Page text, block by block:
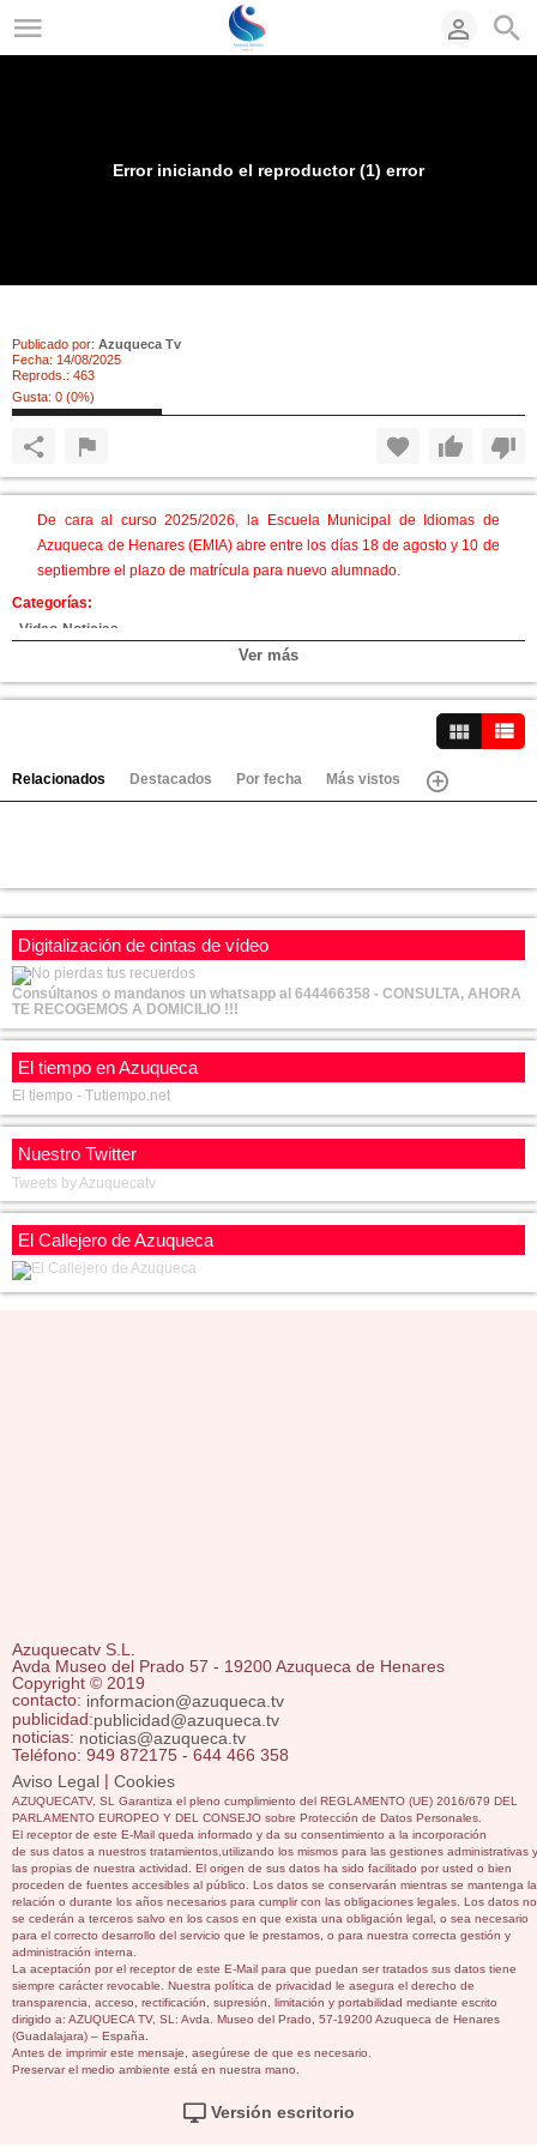
Error iniciando el reproductor (1) error
Publicado por: Azuqueca Tv
Fecha: 14/08/2025
Reprods.: 463
Gusta: 0 (0%)
De cara al curso 2025/2026, la Escuela Municipal de Idiomas de
Azuqueca de Henares (EMIA) abre entre los días 18 de agosto y 10 de
septiembre el plazo de matrícula para nuevo alumnado.
Categorías:
Video-Noticias
Azuqueca
Ver más
Relacionados Destacados Por fecha Más vistos
Digitalización de cintas de vídeo
Consúltanos o mandanos un whatsapp al 644466358 - CONSULTA, AHORA
TE RECOGEMOS A DOMICILIO !!!
El tiempo en Azuqueca
El tiempo - Tutiempo.net
Nuestro Twitter
Tweets by Azuquecatv
El Callejero de Azuqueca
Azuquecatv S.L.
Avda Museo del Prado 57 - 19200 Azuqueca de Henares
Copyright © 2019
contacto: informacion@azuqueca.tv
publicidad:publicidad@azuqueca.tv
noticias: noticias@azuqueca.tv
Teléfono: 949 872175 - 644 466 358
Aviso Legal | Cookies
AZUQUECATV, SL Garantiza el pleno cumplimiento del REGLAMENTO (UE) 2016/679 DEL
PARLAMENTO EUROPEO Y DEL CONSEJO sobre Protección de Datos Personales.
El receptor de este E-Mail queda informado y da su consentimiento a la incorporación
de sus datos a nuestros tratamientos,utilizando los mismos para las gestiones administrativas y
las propias de nuestra actividad. El origen de sus datos ha sido facilitado por usted o bien
proceden de fuentes accesibles al público. Los datos se conservarán mientras se mantenga la
relación o durante los años necesarios para cumplir con las obligaciones legales. Los datos no
se cederán a terceros salvo en los casos en que exista una obligación legal, o sea necesario
para el correcto desarrollo del servicio que le prestamos, o para nuestra correcta gestión y
administración interna.
La aceptación por el receptor de este E-Mail para que puedan ser tratados sus datos tiene
siempre carácter revocable. Nuestra política de privacidad le asegura el derecho de
transparencia, acceso, rectificación, supresión, limitación y portabilidad mediante escrito
dirigido a: AZUQUECA TV, SL: Avda. Museo del Prado, 57-19200 Azuqueca de Henares
(Guadalajara) – España.
Antes de imprimir este mensaje, asegúrese de que es necesario.
Preservar el medio ambiente está en nuestra mano.
Versión escritorio